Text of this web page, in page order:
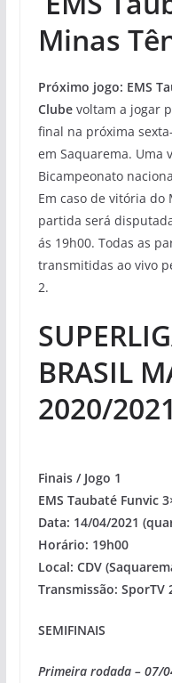
Minas
Próximo jogo: EMS
Clube voltam a jogar
final na próxima
em Saquarema. Uma
Bicampeonato
Em caso de vitória
partida será
ás 19h00. Todas as
transmitidas ao vivo
2.
BRASIL
2020/2021
Finais / Jogo 1
EMS Taubaté Funvic
Data: 14/04/2021
Horário: 19h00
Local: CDV
Transmissão: SporTV
SEMIFINAIS
Primeira rodada – 07/04